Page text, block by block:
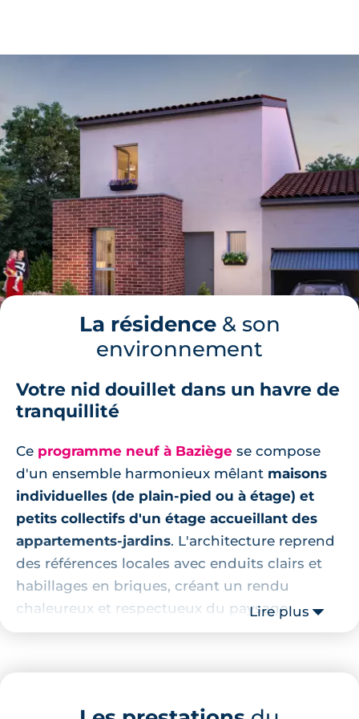
🗞
La résidence& son
environnement
Votre nid douillet dans un havre de
tranquillité
Ce programme neuf à Baziège se compose
d'un ensemble harmonieux mêlant maisons
individuelles (de plain‑pied ou à étage) et
petits collectifs d'un étage accueillant des
appartements‑jardins. L'architecture reprend
des références locales avec enduits clairs et
habillages en briques, créant un rendu
chaleureux et respectueux du paysage
lauragais. Les façades aux volumes modulés
intégration.
Chaque logement dispose d'un extérieur
Lire plus